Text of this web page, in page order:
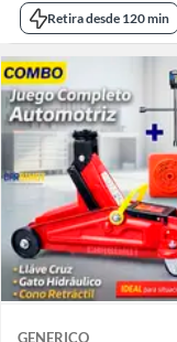
Retira desde 120 min
GENERICO